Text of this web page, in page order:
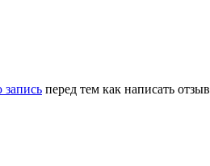
запись перед тем как написать отзыв